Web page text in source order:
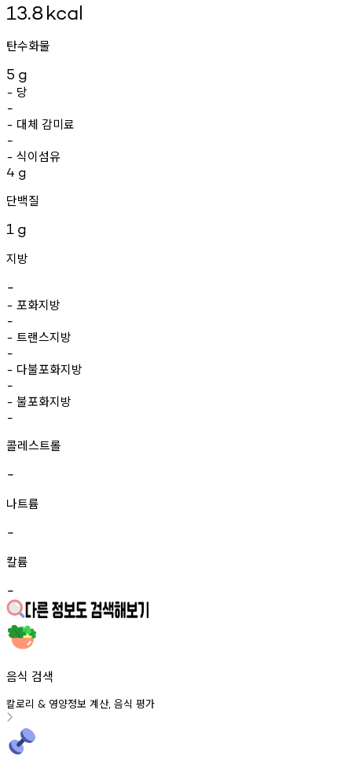
13.8kcal
탄수화물
5 g
- 당
-
- 대체 감미료
-
- 식이섬유
4 g
단백질
1 g
지방
-
- 포화지방
-
- 트랜스지방
-
- 다불포화지방
-
- 불포화지방
-
콜레스트롤
-
나트륨
-
칼륨
-
음식 검색
칼로리 & 영양정보 계산, 음식 평가